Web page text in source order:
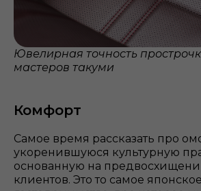
Ювелирная точность
мастеров такуми
Комфорт
Самое время рассказать про
укоренившуюся культурную
основанную на
клиентов. Это то самое японское